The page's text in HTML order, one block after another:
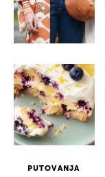
PUTOVANJA